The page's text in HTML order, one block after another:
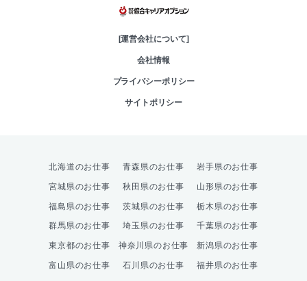
[運営会社について]
会社情報
プライバシーポリシー
サイトポリシー
北海道のお仕事 青森県のお仕事 岩手県のお仕事
宮城県のお仕事 秋田県のお仕事 山形県のお仕事
福島県のお仕事 茨城県のお仕事 栃木県のお仕事
群馬県のお仕事 埼玉県のお仕事 千葉県のお仕事
東京都のお仕事 神奈川県のお仕事 新潟県のお仕事
富山県のお仕事 石川県のお仕事 福井県のお仕事